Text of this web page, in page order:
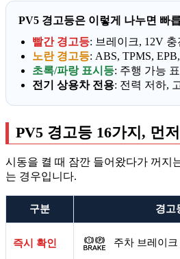
PV5 경고등은 이렇게 나누면 빠
빨간 경고등: 브레이크, 12V
노란 경고등: ABS, TPMS,
초록/파랑 표시등: 주행 가능
전기 상용차 전용: 전력 저하,
PV5 경고등 16가지, 먼
시동을 켤 때 잠깐 들어왔다가 꺼지
는 경우입니다.
구분 경고
즉시 확인 주차 브레이